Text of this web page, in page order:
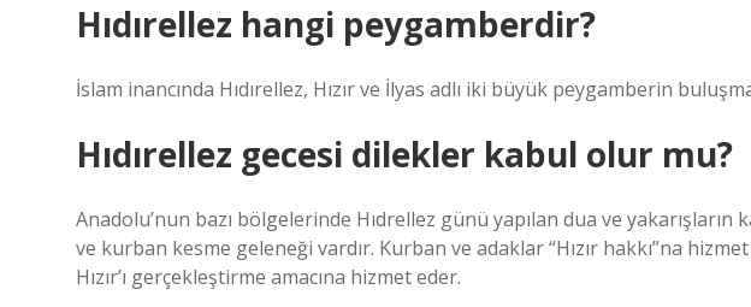
Hıdırellez hangi peygamberdir?
İslam inancında Hıdırellez, Hızır ve İlyas adlı iki büyük peygamberin
Hıdırellez gecesi dilekler kabul olur mu?
Anadolu’nun bazı bölgelerinde Hıdrellez günü yapılan dua ve
ve kurban kesme geleneği vardır. Kurban ve adaklar “Hızır hakkı”na
Hızır’ı gerçekleştirme amacına hizmet eder.